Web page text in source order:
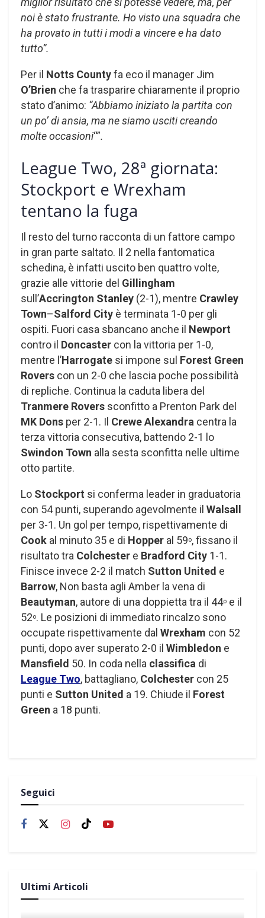
noi è stato frustrante. Ho visto una squadra che
ha provato in tutti i modi a vincere e ha dato
tutto”.
Per il Notts Countyfa eco il manager Jim
O’Brien che fa trasparire chiaramente il proprio
stato d’animo: “Abbiamo iniziato la partita con
un po’ di ansia, ma ne siamo usciti creando
molte occasioni“”.
League Two, 28ª giornata:
Stockport e Wrexham
tentano la fuga
Il resto del turno racconta di un fattore campo
in gran parte saltato. Il 2 nella fantomatica
schedina, è infatti uscito ben quattro volte,
grazie alle vittorie del Gillingham
sull’Accrington Stanley (2-1), mentre Crawley
Town–Salford City è terminata 1-0 per gli
ospiti. Fuori casa sbancano anche il Newport
contro il Doncaster con la vittoria per 1-0,
mentre l’Harrogate si impone sul Forest Green
Rovers con un 2-0 che lascia poche possibilità
di repliche. Continua la caduta libera del
Tranmere Rovers sconfitto a Prenton Park del
MK Dons per 2-1. Il Crewe Alexandra centra la
terza vittoria consecutiva, battendo 2-1 lo
Swindon Town alla sesta sconfitta nelle ultime
otto partite.
Lo Stockport si conferma leader in graduatoria
con 54 punti, superando agevolmente il Walsall
per 3-1. Un gol per tempo, rispettivamente di
Cook al minuto 35 e di Hopper al 59o, fissano il
risultato tra Colchester e Bradford City 1-1.
Finisce invece 2-2 il match Sutton United e
Barrow, Non basta agli Amber la vena di
Beautyman, autore di una doppietta tra il 44o e il
52o. Le posizioni di immediato rincalzo sono
occupate rispettivamente dal Wrexham con 52
punti, dopo aver superato 2-0 il Wimbledon e
Mansfield 50. In coda nella classifica di
League Two, battagliano, Colchester con 25
punti e Sutton United a 19. Chiude il Forest
Green a 18 punti.
Seguici
Ultimi Articoli